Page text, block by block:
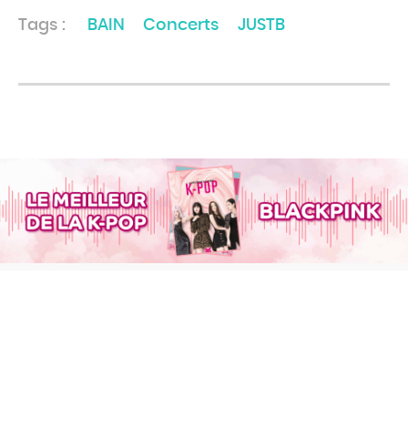
Tags : BAIN Concerts JUSTB